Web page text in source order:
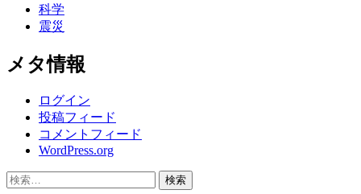
科学
震災
メタ情報
ログイン
投稿フィード
コメントフィード
WordPress.org
検